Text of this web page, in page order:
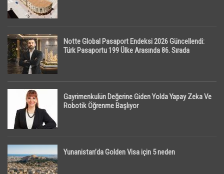
Notte Global Pasaport Endeksi 2026 Güncellendi:
Türk Pasaportu 199 Ülke Arasında 86. Sırada
Gayrimenkulün Değerine Giden Yolda Yapay Zeka Ve
Robotik Öğrenme Başlıyor
Yunanistan’da Golden Visa için 5 neden